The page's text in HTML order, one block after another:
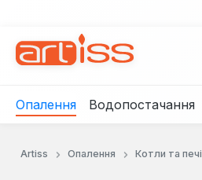
Опалення Водопостачання
Artiss Опалення Котли та печі